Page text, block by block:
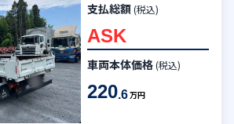
支払総額 (税込)
ASK
車両本体価格 (税込)
220.6万円